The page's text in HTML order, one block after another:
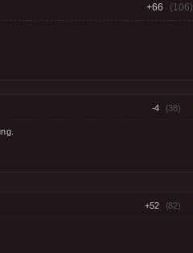
+66 (106)
-4 (38)
+52 (82)